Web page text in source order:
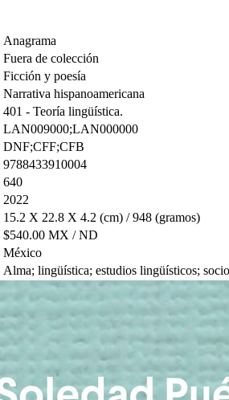
Anagrama
Fuera de colección
Ficción y poesía
Narrativa hispanoamericana
401 - Teoría lingüística.
LAN009000;LAN000000
DNF;CFF;CFB
9788433910004
640
2022
15.2 X 22.8 X 4.2 (cm) / 948 (gramos)
$540.00 MX / ND
México
Alma; lingüística; estudios lingüísticos;